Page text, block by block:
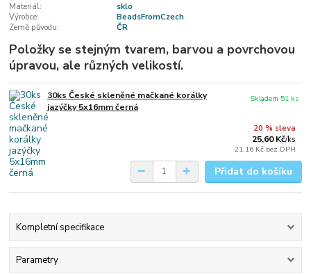
Materiál:
sklo
Výrobce:
BeadsFromCzech
Země původu:
ČR
Položky se stejným tvarem, barvou a povrchovou
úpravou, ale různých velikostí.
30ks České skleněné mačkané korálky
jazýčky 5x16mm černá
20 % sleva
25,60 Kč/ks
21,16 Kč bez DPH
Skladem 51 ks
Přidat do košíku
Kompletní specifikace
Parametry